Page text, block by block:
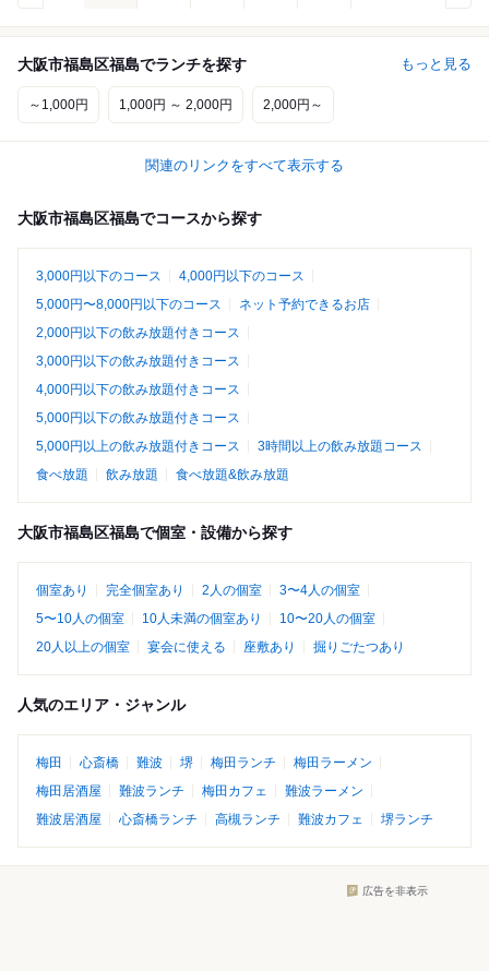
大阪市福島区福島でランチを探す もっと見る
～1,000円 1,000円 ～ 2,000円 2,000円～
関連のリンクをすべて表示する
大阪市福島区福島でコースから探す
3,000円以下のコース
4,000円以下のコース
5,000円〜8,000円以下のコース
ネット予約できるお店
2,000円以下の飲み放題付きコース
3,000円以下の飲み放題付きコース
4,000円以下の飲み放題付きコース
5,000円以下の飲み放題付きコース
5,000円以上の飲み放題付きコース
3時間以上の飲み放題コース
食べ放題
飲み放題 食べ放題&飲み放題
大阪市福島区福島で個室・設備から探す
個室あり 完全個室あり 2人の個室
3〜4人の個室
5〜10人の個室
10人未満の個室あり
10〜20人の個室
20人以上の個室
宴会に使える 座敷あり 掘りごたつあり
人気のエリア・ジャンル
梅田 心斎橋 難波 堺 梅田ランチ
梅田ラーメン
梅田居酒屋
難波ランチ 梅田カフェ
難波ラーメン
難波居酒屋
心斎橋ランチ 高槻ランチ 難波カフェ 堺ランチ
広告を非表示